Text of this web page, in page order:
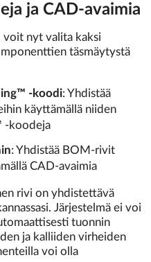
ja CAD-avaimia
voit nyt valita kaksi
täsmäytystä
-koodi: Yhdistää
käyttämällä niiden
-koodeja
: Yhdistää BOM-rivit
CAD-avaimia
rivi on yhdistettävä
Järjestelmä ei voi
tuonnin
ja kalliiden virheiden
voi olla